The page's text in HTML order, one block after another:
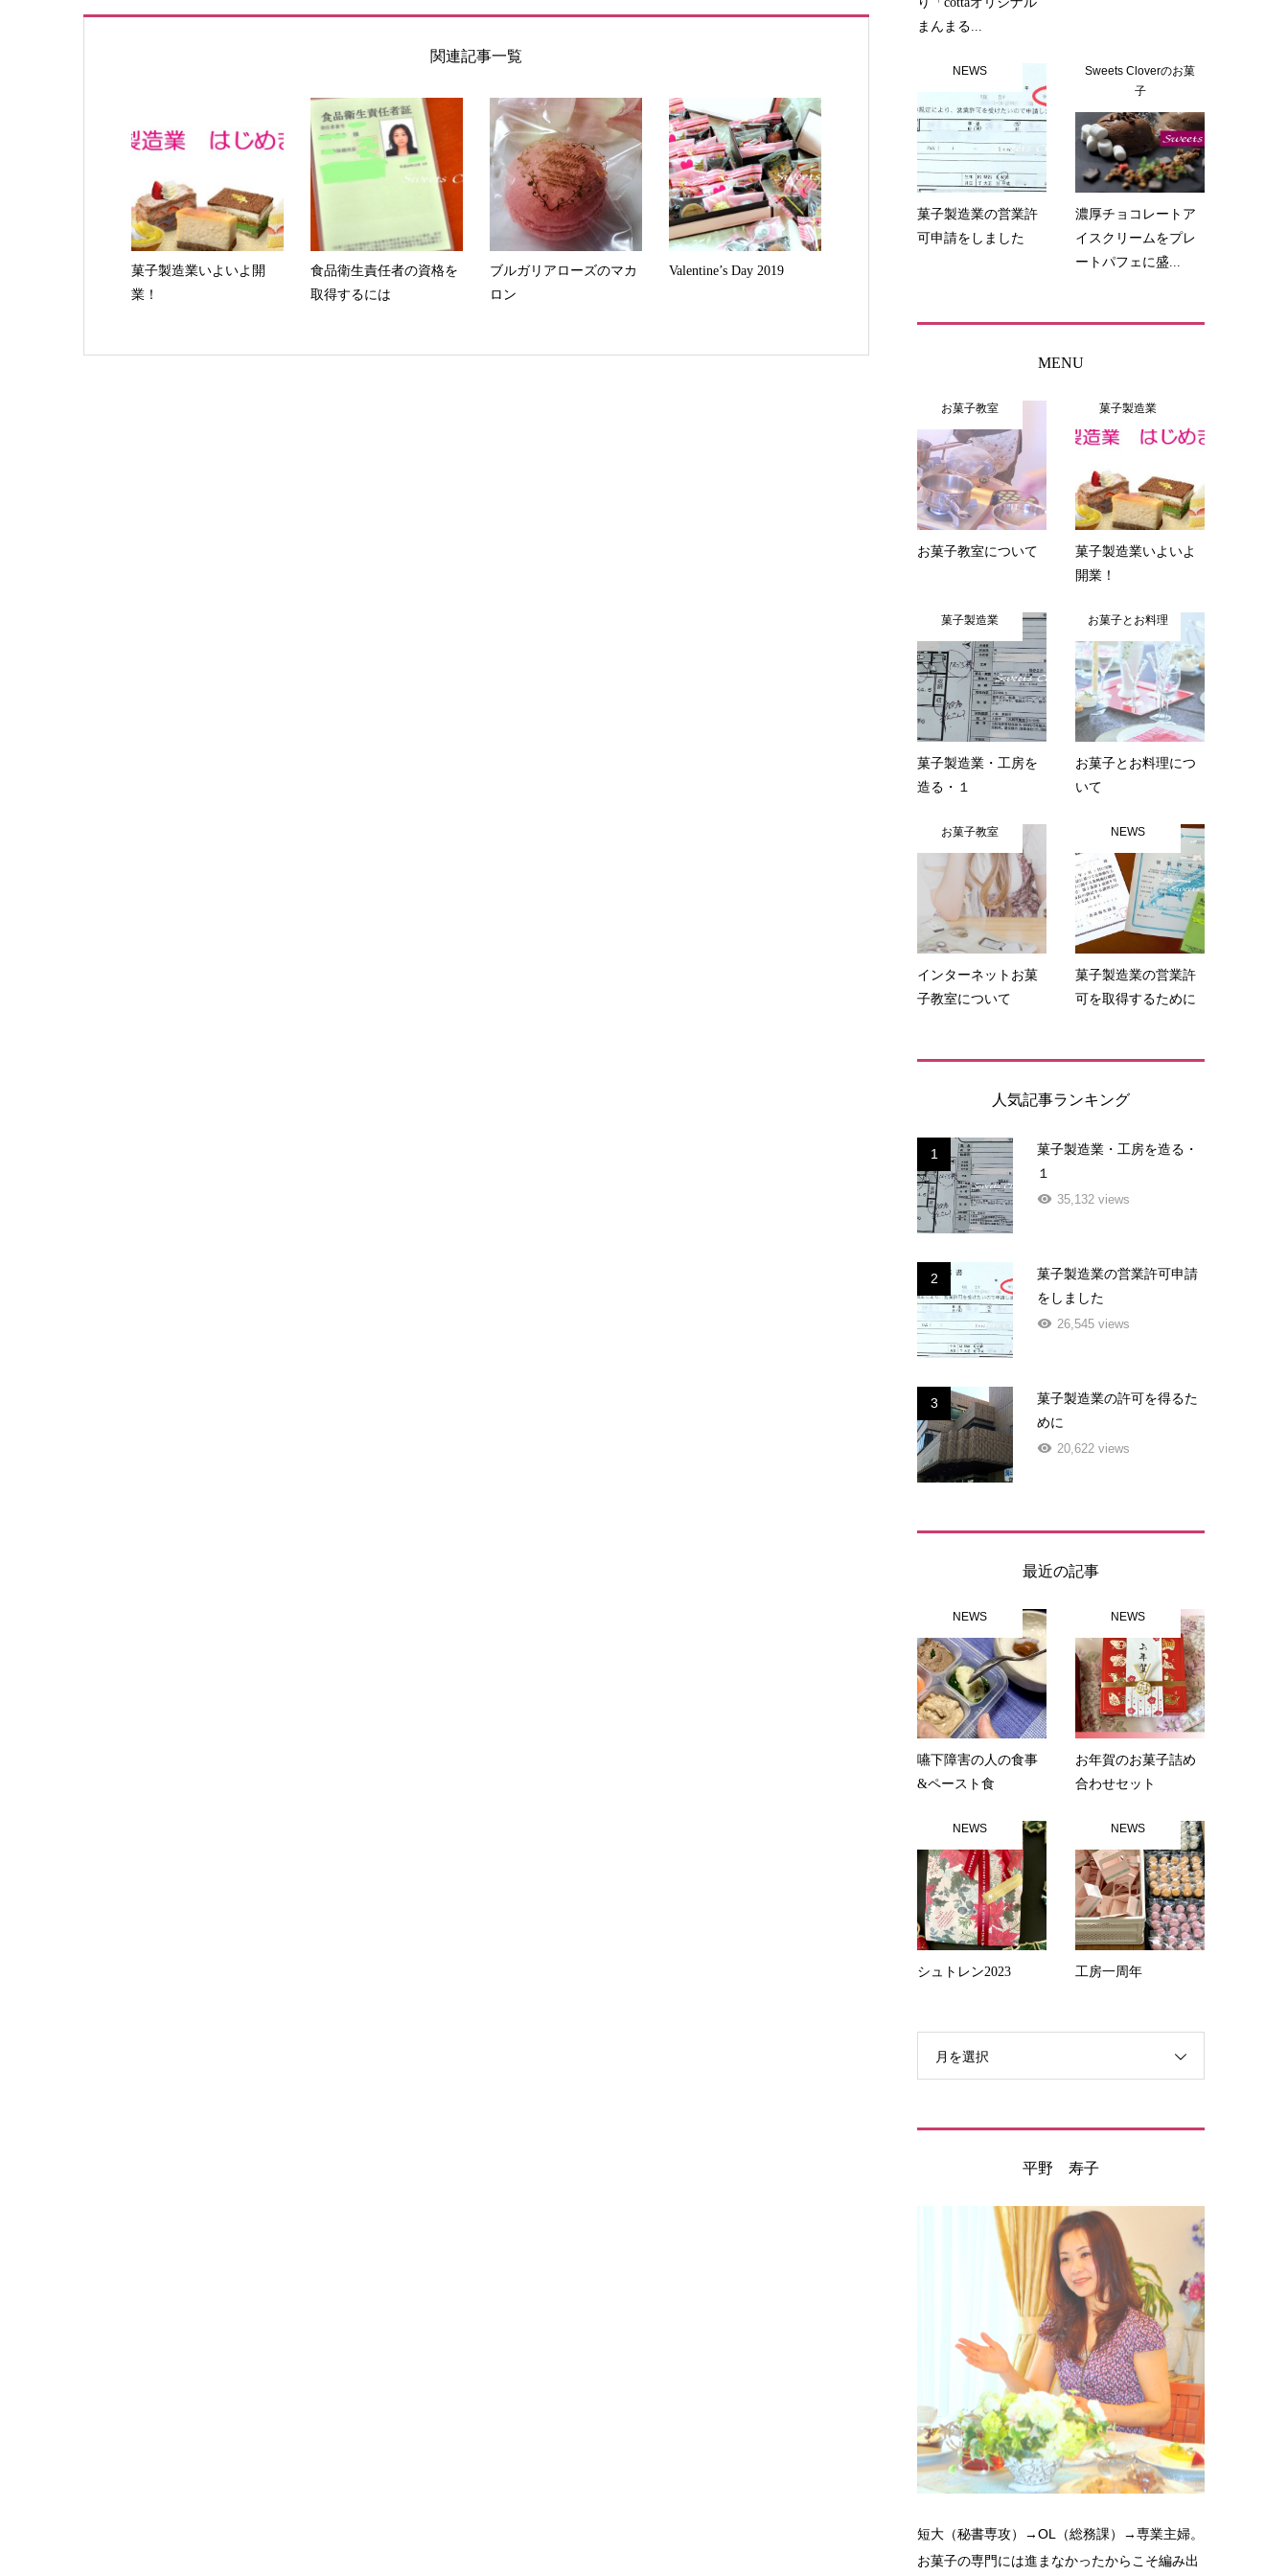
関連記事一覧
菓子製造業いよいよ開
業！
食品衛生責任者の資格を
取得するには
ブルガリアローズのマカ
ロン
Valentine’s Day 2019
まんまる...
NEWS
菓子製造業の営業許
可申請をしました
Sweets Cloverのお菓
子
濃厚チョコレートア
イスクリームをプレ
ートパフェに盛...
MENU
お菓子教室
お菓子教室について
菓子製造業
菓子製造業いよいよ
開業！
菓子製造業
菓子製造業・工房を
造る・１
お菓子とお料理
お菓子とお料理につ
いて
お菓子教室
インターネットお菓
子教室について
NEWS
菓子製造業の営業許
可を取得するために
人気記事ランキング
1
菓子製造業・工房を造る・
１
35,132 views
2
菓子製造業の営業許可申請
をしました
26,545 views
3
菓子製造業の許可を得るた
めに
20,622 views
最近の記事
NEWS
嚥下障害の人の食事
&ペースト食
NEWS
お年賀のお菓子詰め
合わせセット
NEWS
シュトレン2023
NEWS
工房一周年
月を選択
平野 寿子
短大（秘書専攻）→OL（総務課）→専業主婦。
お菓子の専門には進まなかったからこそ編み出